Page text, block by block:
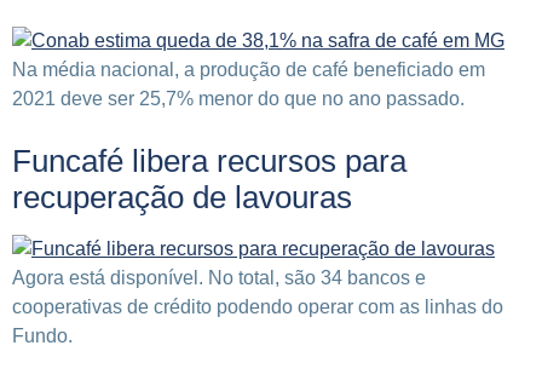
Na média nacional, a produção de café beneficiado em
2021 deve ser 25,7% menor do que no ano passado.
Funcafé libera recursos para
recuperação de lavouras
Agora está disponível. No total, são 34 bancos e
cooperativas de crédito podendo operar com as linhas do
Fundo.